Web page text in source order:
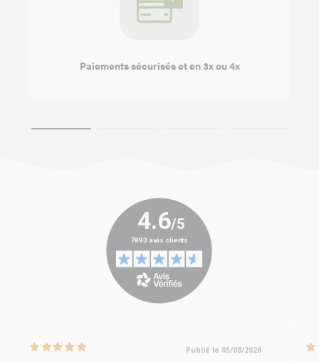
Paiements sécurisés et en 3x ou 4x
Publié le 05/08/2026